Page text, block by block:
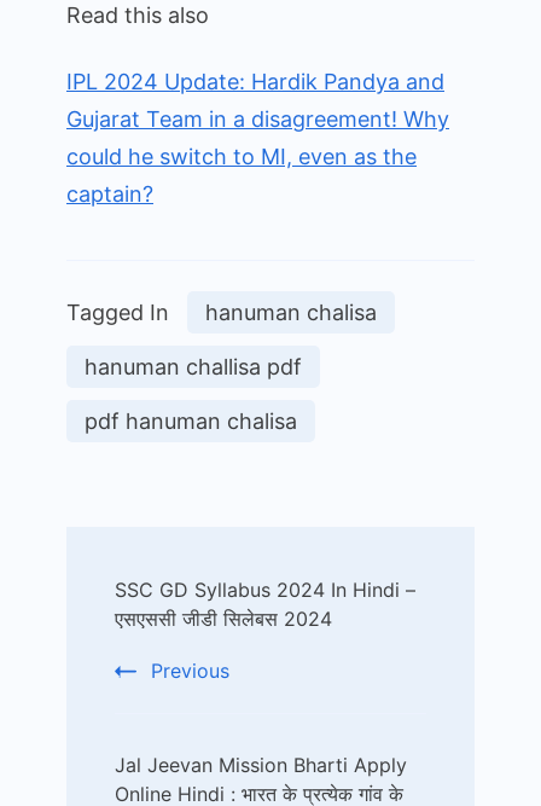
Read this also
IPL 2024 Update: Hardik Pandya and
Gujarat Team in a disagreement! Why
could he switch to MI, even as the
captain?
Tagged In hanuman chalisa
hanuman challisa pdf
pdf hanuman chalisa
Navigation
SSC GD Syllabus 2024 In Hindi –
एसएससी जीडी सिलेबस 2024
Previous
Jal Jeevan Mission Bharti Apply
Online Hindi : भारत के प्रत्येक गांव के